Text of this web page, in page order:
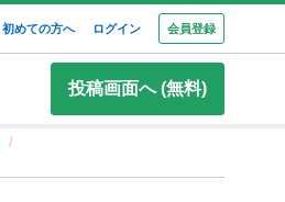
初めての方へ ログイン 会員登録
投稿画面へ (無料)